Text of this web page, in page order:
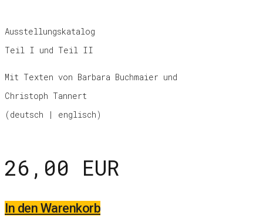
Ausstellungskatalog
Teil I und Teil II
Mit Texten von Barbara Buchmaier und
Christoph Tannert
(deutsch | englisch)
26,00 EUR
In den Warenkorb